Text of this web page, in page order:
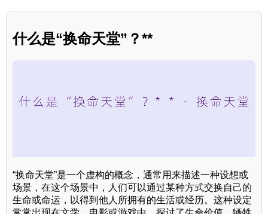
什么是“换命天堂”？**
“换命天堂”是一个虚构的概念，通常用来描述一种设想或
场景，在这个场景中，人们可以通过某种方式交换自己的
生命或命运，以得到他人所拥有的生活或经历。这种设定